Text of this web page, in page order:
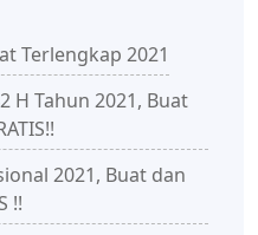
Terlengkap 2021
H Tahun 2021, Buat
2021, Buat dan
!!